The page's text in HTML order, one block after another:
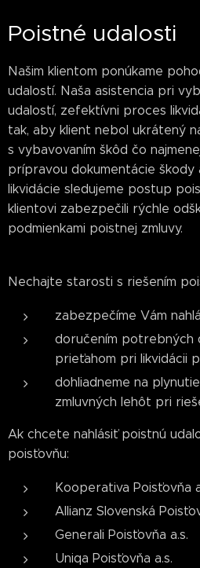
Poistné udalosti
Našim klientom ponúkame
udalostí. Naša asistencia pri
udalostí, zefektívni proces
tak, aby klient nebol ukrátený
s vybavovaním škôd čo
prípravou dokumentácie škody
likvidácie sledujeme postup
klientovi zabezpečili rýchle
podmienkami poistnej zmluvy.
Nechajte starosti s riešením
zabezpečíme Vám
doručením potrebných
prieťahom pri likvidácii
dohliadneme na
zmluvných lehôt pri
Ak chcete nahlásiť poistnú
poisťovňu:
Kooperativa Poisťovňa
Allianz Slovenská
Generali Poisťovňa a.s.
Uniqa Poisťovňa a.s.